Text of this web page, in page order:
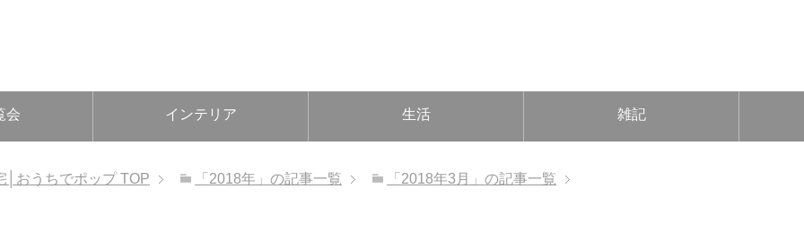
会 インテリア 生活 雑記
│おうちでポップTOP 「2018年」の記事一覧 「2018年3月」の記事一覧